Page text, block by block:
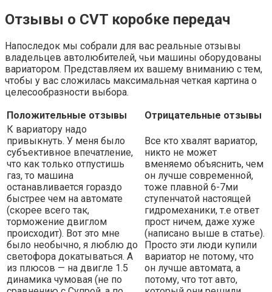
Отзывы о CVT коробке передач
Напоследок мы собрали для вас реальные отзывы
владельцев автолюбителей, чьи машины оборудованы
вариатором. Представляем их вашему вниманию с тем,
чтобы у вас сложилась максимальная четкая картина о
целесообразности выбора.
Положительные отзывы
Отрицательные отзывы
К вариатору надо
привыкнуть. У меня было
субъективное впечатление,
что как только отпустишь
газ, то машина
останавливается гораздо
быстрее чем на автомате
(скорее всего так,
торможение двиглом
происходит). Вот это мне
было необычно, я люблю до
светофора докатываться. А
из плюсов — на двигле 1.5
динамика чумовая (не по
Все кто хвалят вариатор,
никто не может
вменяемо объяснить, чем
он лучше современной,
тоже плавной 6-7ми
ступенчатой настоящей
гидромеханики, т.е ответ
прост ничем, даже хуже
(написано выше в статье).
Просто эти люди купили
вариатор не потому, что
он лучше автомата, а
потому, что тот авто,